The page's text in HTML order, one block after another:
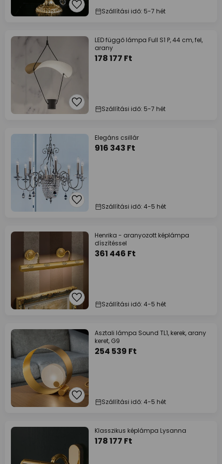
Szállítási idő: 5-7 hét
LED függő lámpa Full S1 P, 44 cm, fel,
arany
178 177 Ft
Szállítási idő: 5-7 hét
Elegáns csillár
916 343 Ft
Szállítási idő: 4-5 hét
Henrika - aranyozott képlámpa
díszítéssel
361 446 Ft
Szállítási idő: 4-5 hét
Asztali lámpa Sound TL1, kerek, arany
keret, G9
254 539 Ft
Szállítási idő: 4-5 hét
Klasszikus képlámpa Lysanna
178 177 Ft